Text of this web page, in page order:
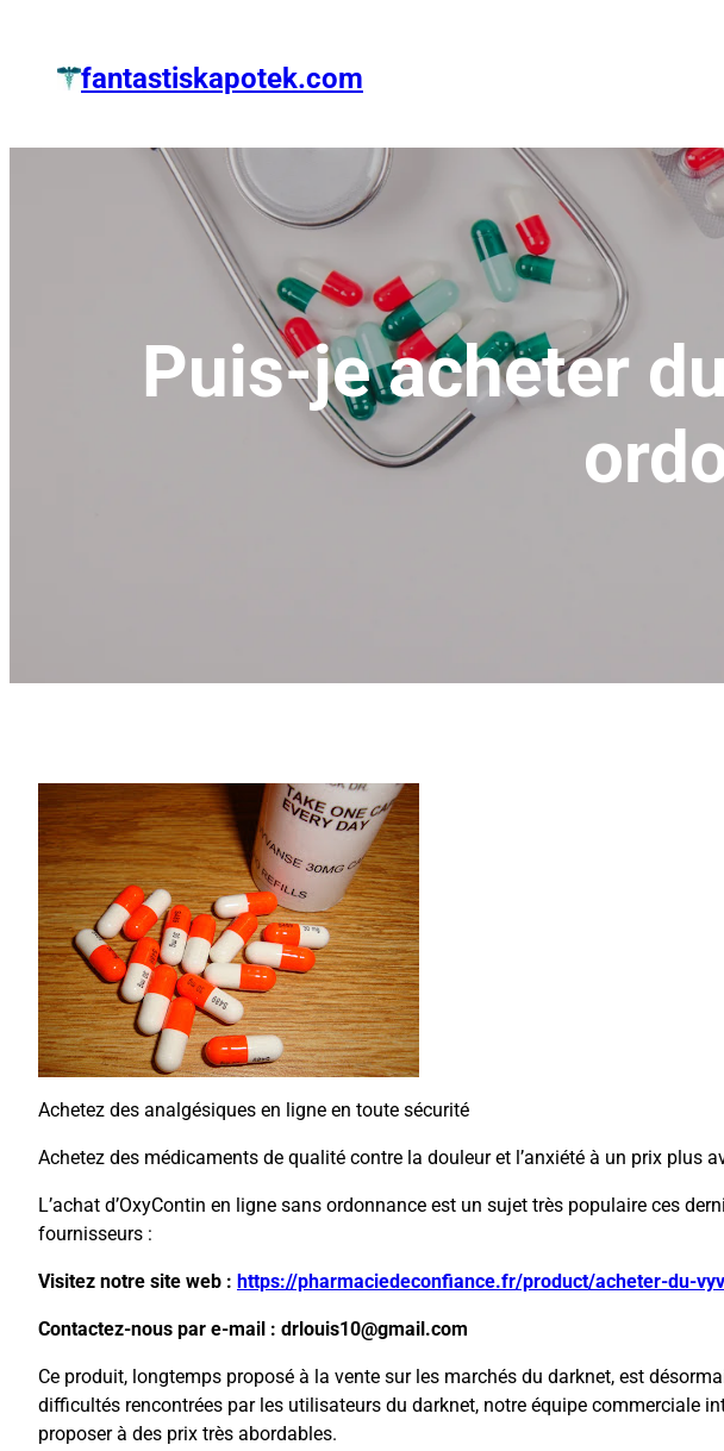
springenfantastiskapotek.com
Puis-je acheter
Achetez des analgésiques en ligne en toute sécurité
Achetez des médicaments de qualité contre la douleur et l’anxiété à un prix plus
L’achat d’OxyContin en ligne sans ordonnance est un sujet très populaire ces
fournisseurs :
Visitez notre site web : https://pharmaciedeconfiance.fr/product/acheter-du-
Contactez-nous par e-mail : drlouis10@gmail.com
Ce produit, longtemps proposé à la vente sur les marchés du darknet, est
difficultés rencontrées par les utilisateurs du darknet, notre équipe commerciale
proposer à des prix très abordables.